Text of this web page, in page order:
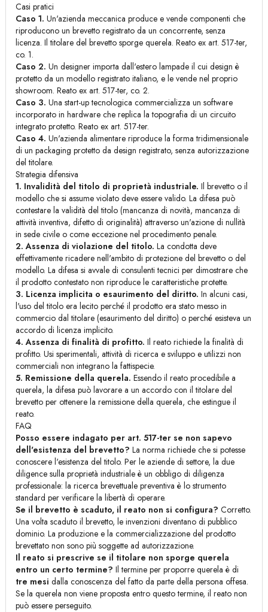
Casi pratici
Caso 1. Un'azienda meccanica produce e vende componenti che
riproducono un brevetto registrato da un concorrente, senza
licenza. Il titolare del brevetto sporge querela. Reato ex art. 517-ter,
co. 1.
Caso 2. Un designer importa dall'estero lampade il cui design è
protetto da un modello registrato italiano, e le vende nel proprio
showroom. Reato ex art. 517-ter, co. 2.
Caso 3. Una start-up tecnologica commercializza un software
incorporato in hardware che replica la topografia di un circuito
integrato protetto. Reato ex art. 517-ter.
Caso 4. Un'azienda alimentare riproduce la forma tridimensionale
di un packaging protetto da design registrato, senza autorizzazione
del titolare.
Strategia difensiva
1. Invalidità del titolo di proprietà industriale. Il brevetto o il
modello che si assume violato deve essere valido. La difesa può
contestare la validità del titolo (mancanza di novità, mancanza di
attività inventiva, difetto di originalità) attraverso un'azione di nullità
in sede civile o come eccezione nel procedimento penale.
2. Assenza di violazione del titolo. La condotta deve
effettivamente ricadere nell'ambito di protezione del brevetto o del
modello. La difesa si avvale di consulenti tecnici per dimostrare che
il prodotto contestato non riproduce le caratteristiche protette.
3. Licenza implicita o esaurimento del diritto. In alcuni casi,
l'uso del titolo era lecito perché il prodotto era stato messo in
commercio dal titolare (esaurimento del diritto) o perché esisteva un
accordo di licenza implicito.
4. Assenza di finalità di profitto. Il reato richiede la finalità di
profitto. Usi sperimentali, attività di ricerca e sviluppo e utilizzi non
commerciali non integrano la fattispecie.
5. Remissione della querela. Essendo il reato procedibile a
querela, la difesa può lavorare a un accordo con il titolare del
brevetto per ottenere la remissione della querela, che estingue il
reato.
FAQ
Posso essere indagato per art. 517-ter se non sapevo
dell'esistenza del brevetto? La norma richiede che si potesse
conoscere l'esistenza del titolo. Per le aziende di settore, la due
diligence sulla proprietà industriale è un obbligo di diligenza
professionale: la ricerca brevettuale preventiva è lo strumento
standard per verificare la libertà di operare.
Se il brevetto è scaduto, il reato non si configura? Corretto.
Una volta scaduto il brevetto, le invenzioni diventano di pubblico
dominio. La produzione e la commercializzazione del prodotto
brevettato non sono più soggette ad autorizzazione.
Il reato si prescrive se il titolare non sporge querela
entro un certo termine? Il termine per proporre querela è di
tre mesi dalla conoscenza del fatto da parte della persona offesa.
Se la querela non viene proposta entro questo termine, il reato non
può essere perseguito.